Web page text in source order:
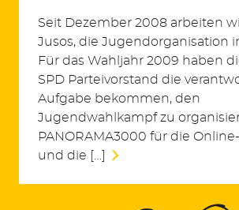
Seit Dezember 2008 arbeiten
Jusos, die Jugendorganisation
Für das Wahljahr 2009 haben
SPD Parteivorstand die
Aufgabe bekommen, den
Jugendwahlkampf zu
PANORAMA3000 für die
und die […]